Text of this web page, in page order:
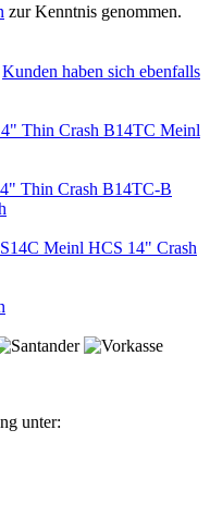
zur Kenntnis genommen.
Kunden haben sich ebenfalls
B14TC Meinl
B14TC-B
Meinl HCS 14" Crash
unter: